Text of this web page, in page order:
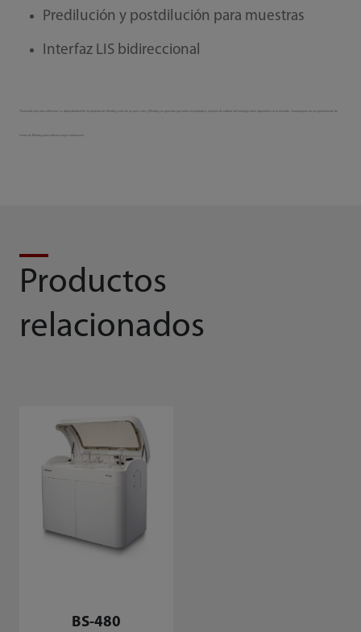
Predilución y postdilución para muestras
Interfaz LIS bidireccional
Productos
relacionados
BS-480